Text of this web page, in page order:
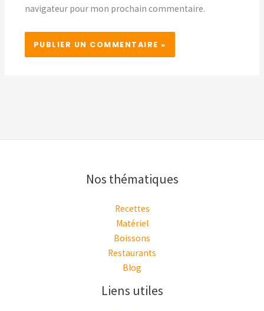
navigateur pour mon prochain commentaire.
Nos thématiques
Recettes
Matériel
Boissons
Restaurants
Blog
Liens utiles